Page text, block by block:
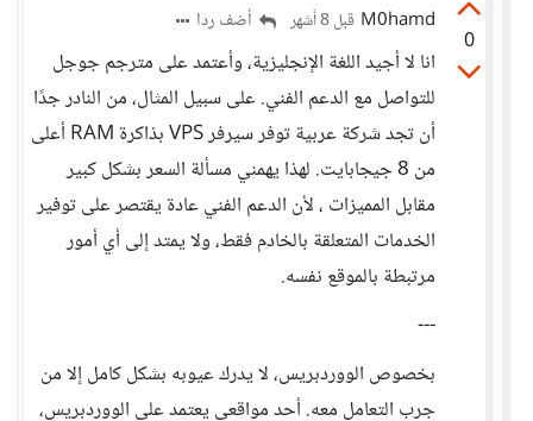
0
M0hamd قبل 8 أشهر أضف ردا
انا لا أجيد اللغة الإنجليزية، وأعتمد على مترجم جوجل
للتواصل مع الدعم الفني. على سبيل المثال، من النادر جدًا
أن تجد شركة عربية توفر سيرفر VPS بذاكرة RAM أعلى
من 8 جيجابايت. لهذا يهمني مسألة السعر بشكل كبير
مقابل المميزات ، لأن الدعم الفني عادة يقتصر على توفير
الخدمات المتعلقة بالخادم فقط، ولا يمتد إلى أي أمور
مرتبطة بالموقع نفسه.
---
بخصوص الووردبريس، لا يدرك عيوبه بشكل كامل إلا من
جرب التعامل معه. أحد مواقعي يعتمد على الووردبريس،